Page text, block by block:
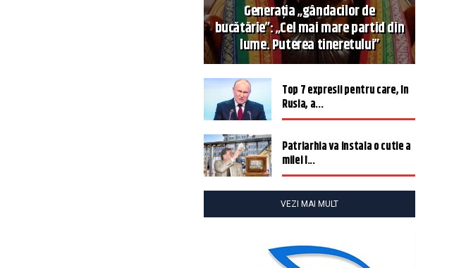
Generația „gândacilor de
bucătărie”: „Cel mai mare partid din
lume. Puterea tineretului”
Top 7 expresii pentru care, în
Rusia, a...
Patriarhia va instala o cutie a
milei î...
VEZI MAI MULT